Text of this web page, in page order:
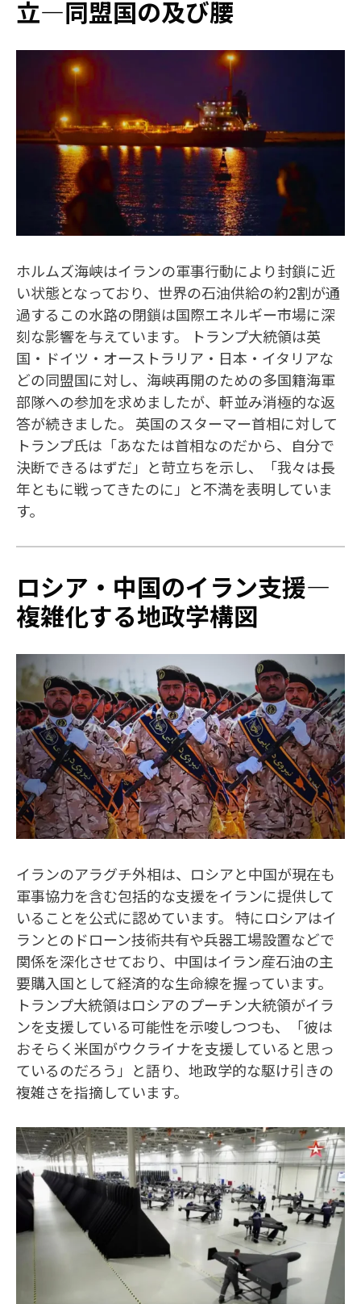
立—同盟国の及び腰
ホルムズ海峡はイランの軍事行動により封鎖に近
い状態となっており、世界の石油供給の約2割が通
過するこの水路の閉鎖は国際エネルギー市場に深
刻な影響を与えています。 トランプ大統領は英
国・ドイツ・オーストラリア・日本・イタリアな
どの同盟国に対し、海峡再開のための多国籍海軍
部隊への参加を求めましたが、軒並み消極的な返
答が続きました。 英国のスターマー首相に対して
トランプ氏は「あなたは首相なのだから、自分で
決断できるはずだ」と苛立ちを示し、「我々は長
年ともに戦ってきたのに」と不満を表明していま
す。
ロシア・中国のイラン支援—
複雑化する地政学構図
イランのアラグチ外相は、ロシアと中国が現在も
軍事協力を含む包括的な支援をイランに提供して
いることを公式に認めています。 特にロシアはイ
ランとのドローン技術共有や兵器工場設置などで
関係を深化させており、中国はイラン産石油の主
要購入国として経済的な生命線を握っています。
トランプ大統領はロシアのプーチン大統領がイラ
ンを支援している可能性を示唆しつつも、「彼は
おそらく米国がウクライナを支援していると思っ
ているのだろう」と語り、地政学的な駆け引きの
複雑さを指摘しています。